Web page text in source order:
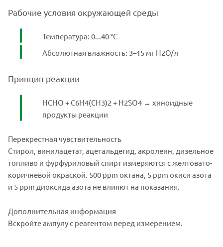
Рабочие условия окружающей среды
Температура: 0...40 °C
Абсолютная влажность: 3–15 мг H2O/л
Принцип реакции
HCHO + C6H4(CH3)2 + H2SO4 → хиноидные
продукты реакции
Перекрестная чувствительность
Стирол, винилацетат, ацетальдегид, акролеин, дизельное
топливо и фурфуриловый спирт измеряются с желтовато-
коричневой окраской. 500 ppm октана, 5 ppm окиси азота
и 5 ppm диоксида азота не влияют на показания.
Дополнительная информация
Вскройте ампулу с реагентом перед измерением.